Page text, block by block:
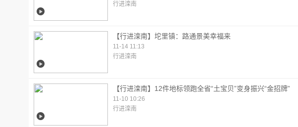
行进滦南
【行进滦南】坨里镇：路通景美幸福来
11-14 11:13
行进滦南
【行进滦南】12件地标领跑全省“土宝贝”变身振兴“金招牌”
11-10 10:26
行进滦南